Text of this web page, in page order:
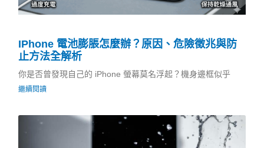
IPhone 電池膨脹怎麼辦？原因、危險徵兆與防
止方法全解析
你是否曾發現自己的 iPhone 螢幕莫名浮起？機身邊框似乎
繼續閱讀